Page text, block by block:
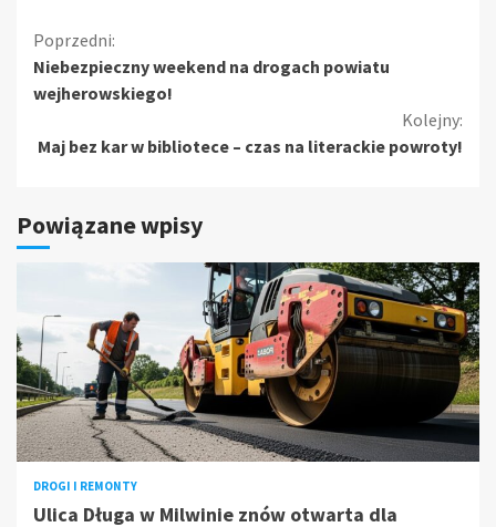
Kontynuuj
czytanie
Poprzedni:
Niebezpieczny weekend na drogach powiatu
wejherowskiego!
Kolejny:
Maj bez kar w bibliotece – czas na literackie powroty!
Powiązane wpisy
DROGI I REMONTY
Ulica Długa w Milwinie znów otwarta dla